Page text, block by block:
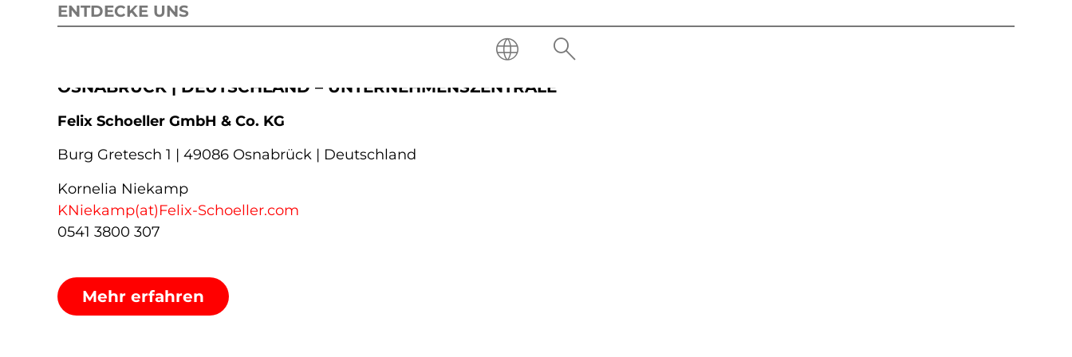
ENTDECKE UNS
OSNABRÜCK | DEUTSCHLAND – UNTERNEHMENSZENTRALE
Felix Schoeller GmbH & Co. KG
Burg Gretesch 1 | 49086 Osnabrück | Deutschland
Kornelia Niekamp
KNiekamp(at)Felix-Schoeller.com
0541 3800 307
Mehr erfahren